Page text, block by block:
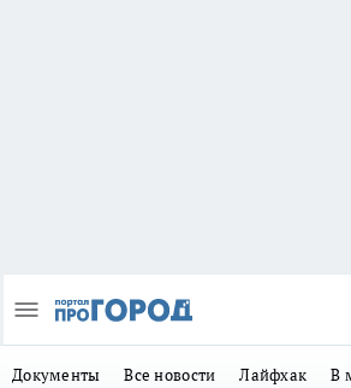
Документы Все новости Лайфхак В